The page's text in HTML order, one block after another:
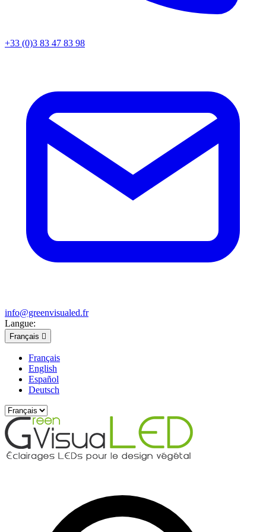
+33 (0)3 83 47 83 98
info@greenvisualed.fr
Langue:
Français 
Français
English
Español
Deutsch